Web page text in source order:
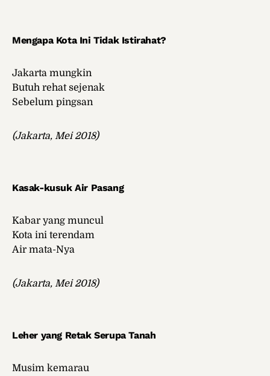
Mengapa Kota Ini Tidak Istirahat?
Jakarta mungkin
Butuh rehat sejenak
Sebelum pingsan
(Jakarta, Mei 2018)
Kasak-kusuk Air Pasang
Kabar yang muncul
Kota ini terendam
Air mata-Nya
(Jakarta, Mei 2018)
Leher yang Retak Serupa Tanah
Musim kemarau